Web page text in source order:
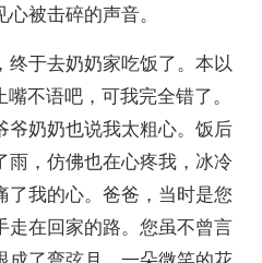
被击碎的声音。
于去奶奶家吃饭了。本以
不语吧，可我完全错了。
爷奶奶也说我太粗心。饭后
雨，仿佛也在心疼我，冰冷
了我的心。爸爸，当时是您
走在回家的路。您虽不曾言